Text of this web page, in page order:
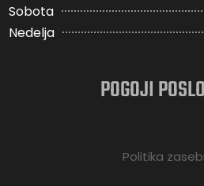
Sobota
Nedelja
POGOJI
Politika